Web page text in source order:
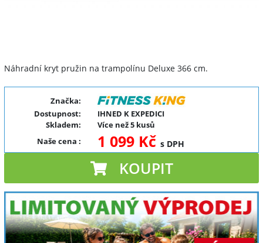
Náhradní kryt pružin na trampolínu Deluxe 366 cm.
Značka:
Dostupnost:
IHNED K EXPEDICI
Skladem:
Více než 5 kusů
Naše cena : 1 099 Kč s DPH
KOUPIT